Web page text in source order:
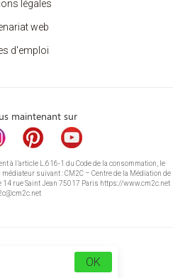
légales
web
d'emploi
maintenant sur
à l’article L.616-1 du Code de la consommation, le
suivant : CM2C – Centre de la Médiation de
14 rue Saint Jean 75017 Paris https://www.cm2c.net
OK